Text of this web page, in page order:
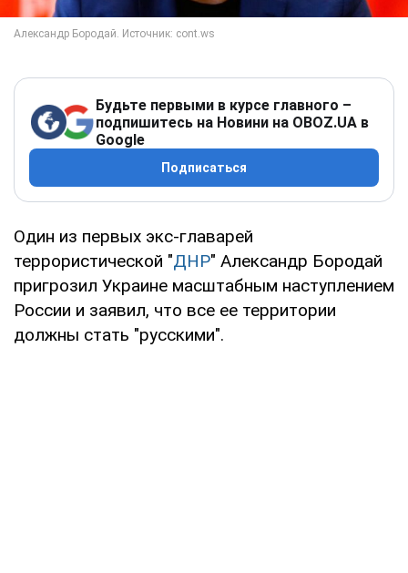
Будьте первыми в курсе главного –
подпишитесь на Новини на OBOZ.UA в
Google
Подписаться
Один из первых экс-главарей
террористической "ДНР" Александр Бородай
пригрозил Украине масштабным наступлением
России и заявил, что все ее территории
должны стать "русскими".